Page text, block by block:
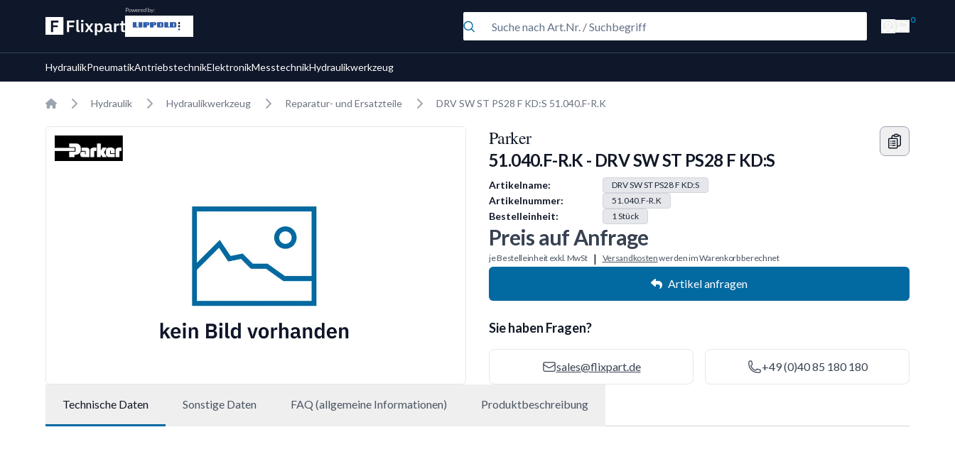
Powered by:
0
HydraulikPneumatikAntriebstechnikElektronikMesstechnikHydraulikwerkzeug
Home Hydraulik Hydraulikwerkzeug Reparatur- und Ersatzteile DRV SW ST PS28 F KD:S 51.040.F-R.K
Parker
51.040.F-R.K - DRV SW ST PS28 F KD:S
Produkt Information
Artikelname: DRV SW ST PS28 F KD:S
Artikelnummer: 51.040.F-R.K
Bestelleinheit: 1Stück
Preis auf Anfrage
je Bestelleinheit exkl. MwSt | Versandkostenwerden im Warenkorb berechnet
Artikel anfragen
Sie haben Fragen?
sales@flixpart.de +49 (0)40 85 180 180
Technische Daten Sonstige Daten FAQ (allgemeine Informationen) Produktbeschreibung